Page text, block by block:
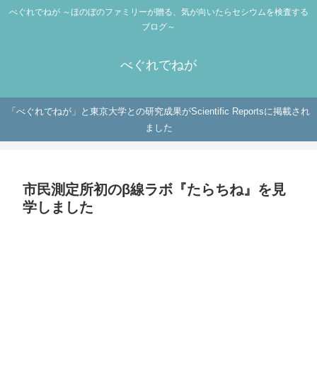
べぐれでねが ～ほのぼのファミリーが贈る、気が向いたらセシウムを検査する
ブログ～
べぐれでねが
「べぐれでねが」と東京大学との研究成果がScientific Reportsに掲載され
ました
市民測定所初のβ線ラボ『たらちね』を見
学しました